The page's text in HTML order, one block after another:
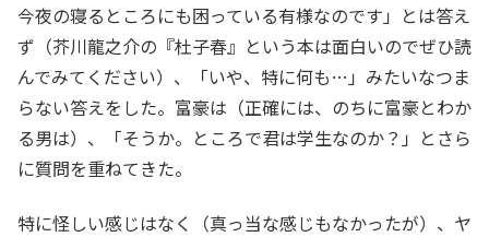
今夜の寝るところにも困っている有様なのです」とは答え
ず（芥川龍之介の『杜子春』という本は面白いのでぜひ読
んでみてください）、「いや、特に何も…」みたいなつま
らない答えをした。富豪は（正確には、のちに富豪とわか
る男は）、「そうか。ところで君は学生なのか？」とさら
に質問を重ねてきた。
特に怪しい感じはなく（真っ当な感じもなかったが）、ヤ